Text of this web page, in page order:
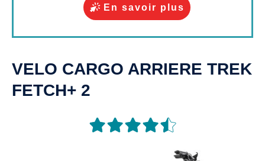
En savoir plus
VELO CARGO ARRIERE TREK
FETCH+ 2